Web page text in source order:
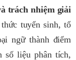
trách nhiệm giải
tuyển sinh, tổ
ngữ thành điểm
số liệu phân tích,